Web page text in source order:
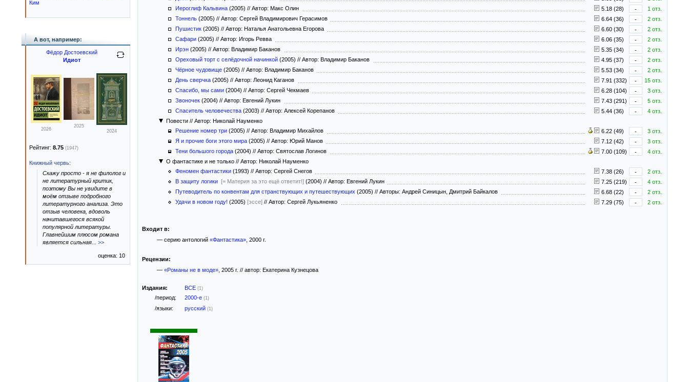
Иероглиф Кальвина (2005) // Автор: Макс Олин 5.18 (28) -
1 отз.
Тоннель (2005) // Автор: Сергей Владимирович Герасимов 6.64 (36) -
2 отз.
Пушистик (2005) // Автор: Наталья Анатольевна Егорова 6.60 (30) -
2 отз.
Сафари (2005) // Автор: Игорь Ревва 6.06 (35) -
2 отз.
Ирэн (2005) // Автор: Владимир Баканов 5.35 (34) -
2 отз.
Ореховый торт с селёдочной начинкой (2005) // Автор: Владимир Баканов 4.95 (37) -
2 отз.
Чёрное чудовище (2005) // Автор: Владимир Баканов 5.53 (34) -
2 отз.
День сверчка (2005) // Автор: Леонид Каганов 7.91 (332) -
15 отз.
Спасибо, мы сами (2004) // Автор: Сергей Чекмаев 6.28 (104) -
3 отз.
Звоночек (2004) // Автор: Евгений Лукин 7.43 (291) -
5 отз.
Спаситель человечества (2003) // Автор: Алексей Корепанов 5.44 (36) -
4 отз.
Повести // Автор: Николай Науменко
Решение номер три (2005) // Автор: Владимир Михайлов 6.22 (49) -
3 отз.
Я и прочие боги этого мира (2005) // Автор: Юрий Манов 7.12 (42) -
3 отз.
Тени большого города (2004) // Автор: Святослав Логинов 7.00 (109) -
4 отз.
О фантастике и не только // Автор: Николай Науменко
Феномен фантастики (1993) // Автор: Сергей Снегов 7.38 (26) -
2 отз.
В защиту логики [= Материя за это ещё ответит!] (2004) // Автор: Евгений Лукин 7.25 (219) -
4 отз.
Путеводитель по конвентам для странствующих и путешествующих (2005) // Авторы: Андрей Синицын, Дмитрий Байкалов 6.68 (22) -
2 отз.
Удачи в новом году! (2005) [эссе] // Автор: Сергей Лукьяненко 7.29 (75) - 2 отз.
Входит в:
— серию антологий «Фантастика», 2000 г.
Рецензии:
— «Романы не в моде», 2005 г. // автор: Екатерина Кузнецова
Издания: ВСЕ (1)
/период: 2000-е (1)
/языки: русский (1)
Ким
А вот, например:
Фёдор Достоевский
Идиот
2026
2025
2024
Рейтинг: 8.75 (1947)
Книжный червь:
Скажу просто - я не филолог и
не литературный критик,
поэтому Вы не увидите в
моём отзыве подробного
литературного анализа. Это
отзыв человека, вдоволь
начитавшегося всякой
популярной литературы.
Главнейшим плюсом романа
является сильная
>>
оценка: 10